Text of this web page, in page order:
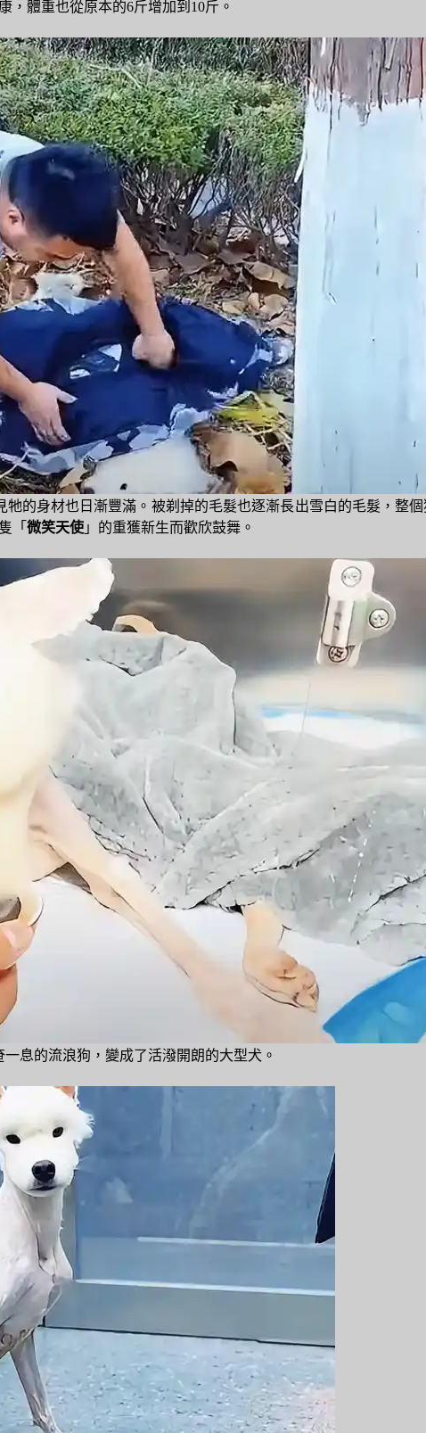
，體重也從原本的6斤增加到10斤。
牠的身材也日漸豐滿。被剃掉的毛髮也逐漸長出雪白的毛髮，整
「 微笑天使 」的重獲新生而歡欣鼓舞。
息的流浪狗，變成了活潑開朗的大型犬。